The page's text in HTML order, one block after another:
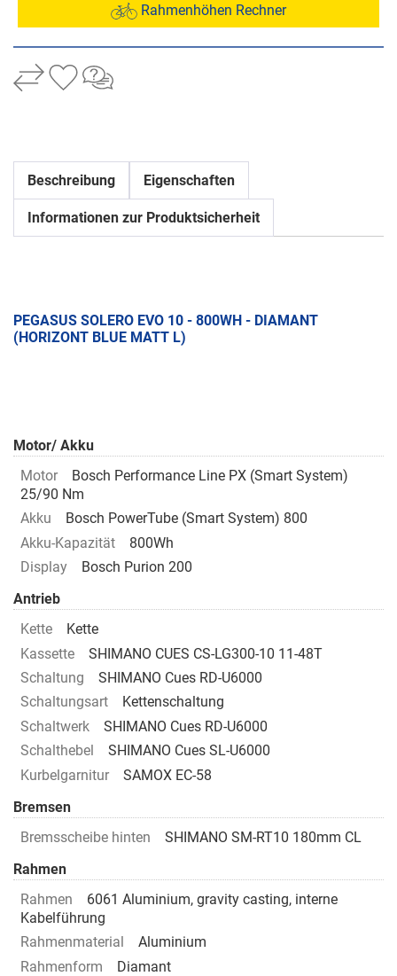
Rahmenhöhen Rechner
Beschreibung Eigenschaften
Informationen zur Produktsicherheit
PEGASUS SOLERO EVO 10 - 800WH - DIAMANT
(HORIZONT BLUE MATT L)
Motor/ Akku
Motor
Bosch Performance Line PX (Smart System)
25/90 Nm
Akku
Bosch PowerTube (Smart System) 800
Akku-Kapazität
800Wh
Display
Bosch Purion 200
Antrieb
Kette
Kette
Kassette
SHIMANO CUES CS-LG300-10 11-48T
Schaltung
SHIMANO Cues RD-U6000
Schaltungsart
Kettenschaltung
Schaltwerk
SHIMANO Cues RD-U6000
Schalthebel
SHIMANO Cues SL-U6000
Kurbelgarnitur
SAMOX EC-58
Bremsen
Bremsscheibe hinten
SHIMANO SM-RT10 180mm CL
Rahmen
Rahmen
6061 Aluminium, gravity casting, interne
Kabelführung
Rahmenmaterial
Aluminium
Rahmenform
Diamant